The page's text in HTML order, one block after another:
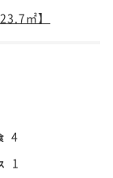
㎡】
4
1